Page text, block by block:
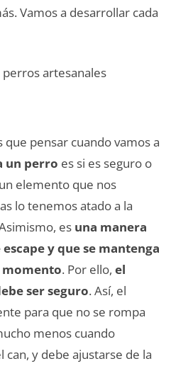
Vamos a desarrollar cada
pensar cuando vamos a
un perro es si es seguro o
elemento que nos
lo tenemos atado a la
es una manera
y que se mantenga
momento. Por ello, el
ser seguro. Así, el
para que no se rompa
menos cuando
can, y debe ajustarse de la